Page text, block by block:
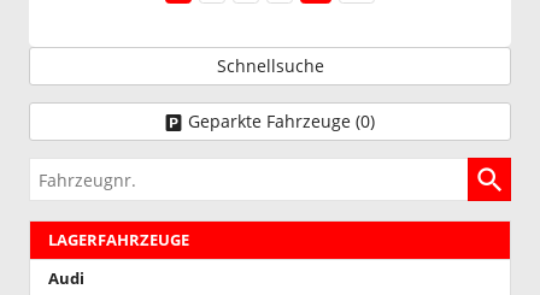
Schnellsuche
Geparkte Fahrzeuge (0)
Fahrzeugnr.
LAGERFAHRZEUGE
Audi